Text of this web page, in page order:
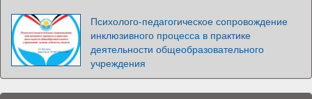
Психолого-педагогическое сопровождение
инклюзивного процесса в практике
деятельности общеобразовательного
учреждения